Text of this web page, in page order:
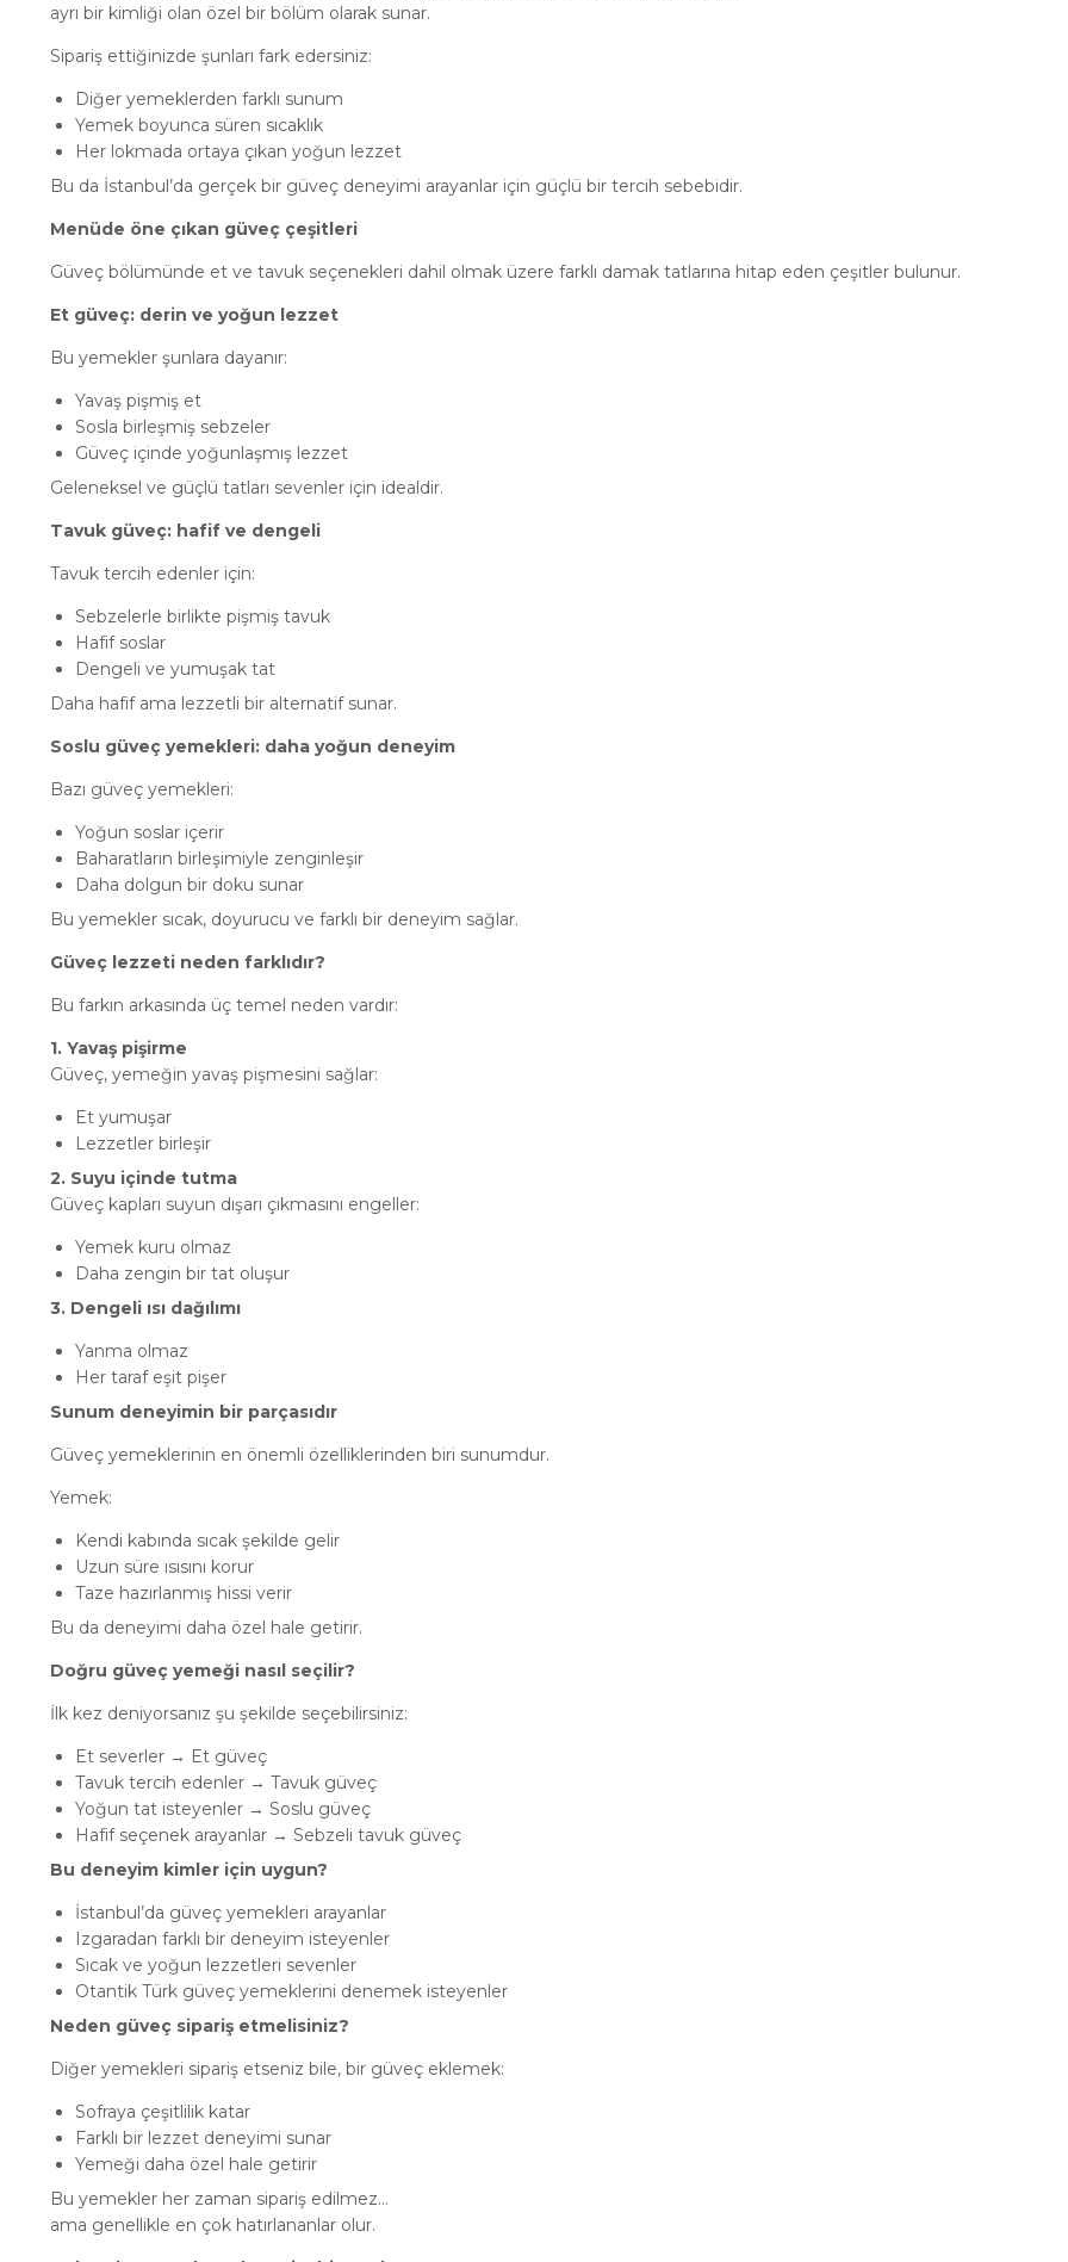
ayrı bir kimliği olan özel bir bölüm olarak sunar.
Sipariş ettiğinizde şunları fark edersiniz:
Diğer yemeklerden farklı sunum
Yemek boyunca süren sıcaklık
Her lokmada ortaya çıkan yoğun lezzet
Bu da İstanbul’da gerçek bir güveç deneyimi arayanlar için güçlü bir tercih sebebidir.
Menüde öne çıkan güveç çeşitleri
Güveç bölümünde et ve tavuk seçenekleri dahil olmak üzere farklı damak tatlarına hitap eden çeşitler bulunur.
Et güveç: derin ve yoğun lezzet
Bu yemekler şunlara dayanır:
Yavaş pişmiş et
Sosla birleşmiş sebzeler
Güveç içinde yoğunlaşmış lezzet
Geleneksel ve güçlü tatları sevenler için idealdir.
Tavuk güveç: hafif ve dengeli
Tavuk tercih edenler için:
Sebzelerle birlikte pişmiş tavuk
Hafif soslar
Dengeli ve yumuşak tat
Daha hafif ama lezzetli bir alternatif sunar.
Soslu güveç yemekleri: daha yoğun deneyim
Bazı güveç yemekleri:
Yoğun soslar içerir
Baharatların birleşimiyle zenginleşir
Daha dolgun bir doku sunar
Bu yemekler sıcak, doyurucu ve farklı bir deneyim sağlar.
Güveç lezzeti neden farklıdır?
Bu farkın arkasında üç temel neden vardır:
1. Yavaş pişirme
Güveç, yemeğin yavaş pişmesini sağlar:
Et yumuşar
Lezzetler birleşir
2. Suyu içinde tutma
Güveç kapları suyun dışarı çıkmasını engeller:
Yemek kuru olmaz
Daha zengin bir tat oluşur
3. Dengeli ısı dağılımı
Yanma olmaz
Her taraf eşit pişer
Sunum deneyimin bir parçasıdır
Güveç yemeklerinin en önemli özelliklerinden biri sunumdur.
Yemek:
Kendi kabında sıcak şekilde gelir
Uzun süre ısısını korur
Taze hazırlanmış hissi verir
Bu da deneyimi daha özel hale getirir.
Doğru güveç yemeği nasıl seçilir?
İlk kez deniyorsanız şu şekilde seçebilirsiniz:
Et severler → Et güveç
Tavuk tercih edenler → Tavuk güveç
Yoğun tat isteyenler → Soslu güveç
Hafif seçenek arayanlar → Sebzeli tavuk güveç
Bu deneyim kimler için uygun?
İstanbul’da güveç yemekleri arayanlar
Izgaradan farklı bir deneyim isteyenler
Sıcak ve yoğun lezzetleri sevenler
Otantik Türk güveç yemeklerini denemek isteyenler
Neden güveç sipariş etmelisiniz?
Diğer yemekleri sipariş etseniz bile, bir güveç eklemek:
Sofraya çeşitlilik katar
Farklı bir lezzet deneyimi sunar
Yemeği daha özel hale getirir
Bu yemekler her zaman sipariş edilmez…
ama genellikle en çok hatırlananlar olur.